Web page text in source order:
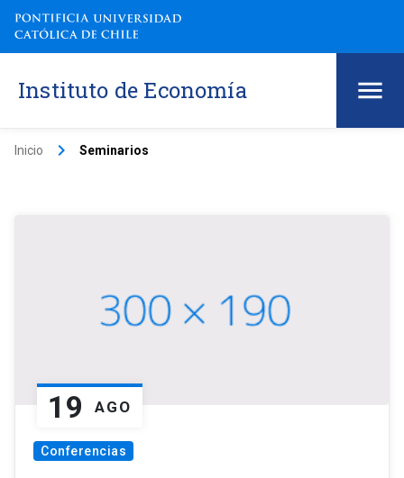
Instituto de Economía
Inicio keyboard_arrow_right Seminarios
19 AGO
Conferencias